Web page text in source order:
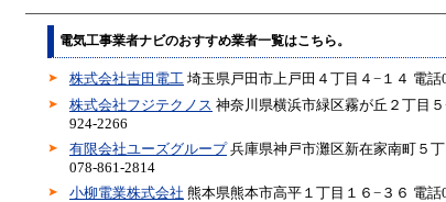
電気工事業者ナビのおすすめ業者一覧はこちら。
株式会社吉田電工 埼玉県戸田市上戸田４丁目４−１４ 電話
株式会社フジテクノス 神奈川県横浜市緑区霧が丘２丁目
924-2266
有限会社ユーズグループ兵庫県神戸市灘区新在家南町５
078-861-2814
小柳電業株式会社 熊本県熊本市高平１丁目１６−３６ 電話